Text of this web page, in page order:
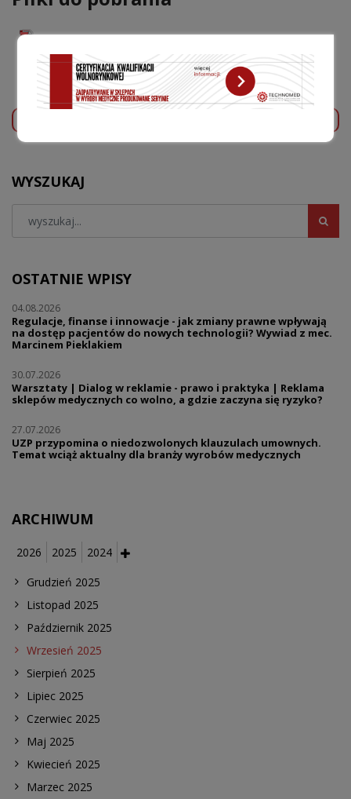
medycznych dla profesjonalistów.pdf (504.65Kb)
WYSZUKAJ
OSTATNIE WPISY
04.08.2026
Regulacje, finanse i innowacje - jak zmiany prawne wpływają
na dostęp pacjentów do nowych technologii? Wywiad z mec.
Marcinem Pieklakiem
30.07.2026
Warsztaty | Dialog w reklamie - prawo i praktyka | Reklama
sklepów medycznych co wolno, a gdzie zaczyna się ryzyko?
27.07.2026
UZP przypomina o niedozwolonych klauzulach umownych.
Temat wciąż aktualny dla branży wyrobów medycznych
ARCHIWUM
2026 2025 2024
Grudzień 2025
Listopad 2025
Październik 2025
Wrzesień 2025
Sierpień 2025
Lipiec 2025
Czerwiec 2025
Maj 2025
Kwiecień 2025
Marzec 2025